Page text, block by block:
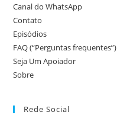
Canal do WhatsApp
Contato
Episódios
FAQ (“Perguntas frequentes”)
Seja Um Apoiador
Sobre
Rede Social